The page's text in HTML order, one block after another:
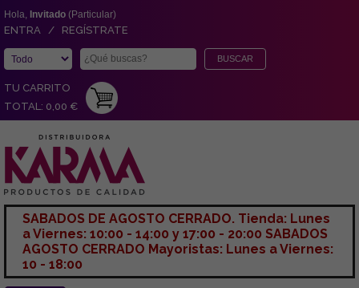
Hola, Invitado (Particular)
ENTRA / REGÍSTRATE
TU CARRITO
TOTAL: 0,00 €
SABADOS DE AGOSTO CERRADO. Tienda: Lunes
a Viernes: 10:00 - 14:00 y 17:00 - 20:00 SABADOS
AGOSTO CERRADO Mayoristas: Lunes a Viernes:
10 - 18:00